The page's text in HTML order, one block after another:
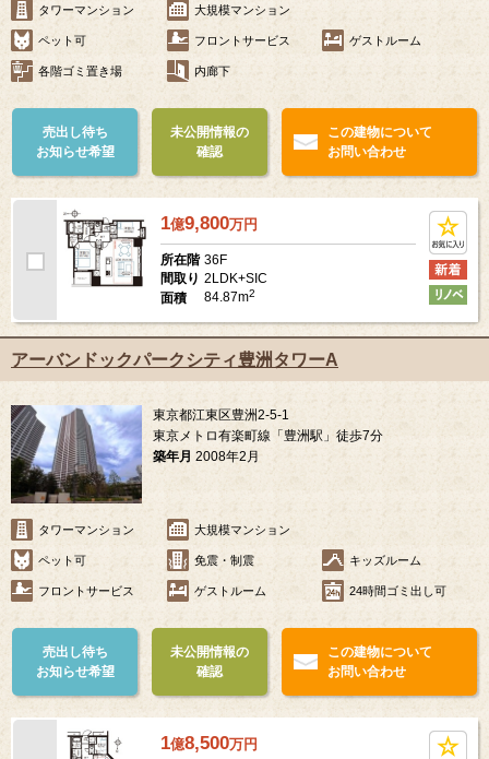
タワーマンション 大規模マンション
ペット可 フロントサービス ゲストルーム
各階ゴミ置き場 内廊下
売出し待ち
お知らせ希望
未公開情報の
確認
この建物について
お問い合わせ
1億9,800万円
所在階 36F
間取り 2LDK+SIC
面積
84.87m2
アーバンドックパークシティ豊洲タワーA
東京都江東区豊洲2-5-1
東京メトロ有楽町線「豊洲駅」徒歩7分
築年月 2008年2月
タワーマンション 大規模マンション
ペット可 免震・制震 キッズルーム
フロントサービス ゲストルーム 24時間ゴミ出し可
売出し待ち
お知らせ希望
未公開情報の
確認
この建物について
お問い合わせ
1億8,500万円